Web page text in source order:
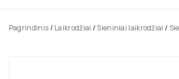
Pagrindinis Laikrodžiai Sieniniai laikrodžiai